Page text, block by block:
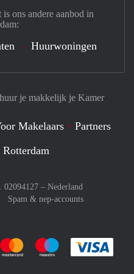
je makkelijk je Kamer
Makelaars
Partners
– Nederland
Spam & nep-accounts
rekent gemakkelijk af met Paypal
Je rekent gemakkelijk af met
Je rekent
ons andere aanbod in
Huurwoningen